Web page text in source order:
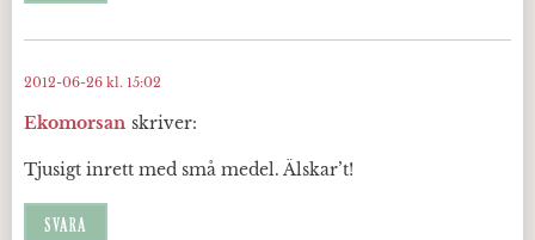
Ekomorsan skriver:
2012-06-26 kl. 15:02
Tjusigt inrett med små medel. Älskar’t!
SVARA